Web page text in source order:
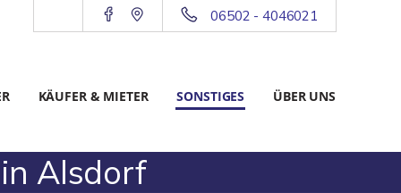
06502 - 4046021
KÄUFER & MIETER SONSTIGES ÜBER UNS
Alsdorf